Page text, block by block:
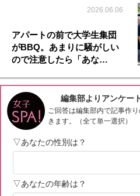
2026.06.06
アパートの前で大学生集団
がBBQ。あまりに騒がしい
ので注意したら「あな…